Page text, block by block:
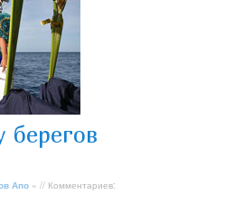
берегов
Апо » // Комментариев: